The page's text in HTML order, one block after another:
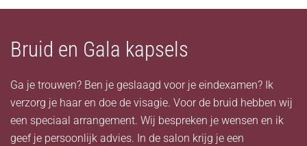
Bruid en Gala kapsels
Ga je trouwen? Ben je geslaagd voor je eindexamen? Ik
verzorg je haar en doe de visagie. Voor de bruid hebben wij
een speciaal arrangement. Wij bespreken je wensen en ik
geef je persoonlijk advies. In de salon krijg je een